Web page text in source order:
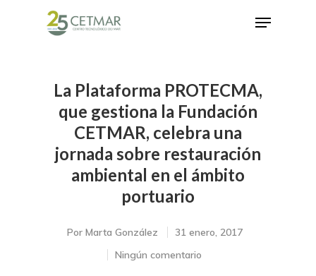
Hit enter to search or ESC to close
La Plataforma PROTECMA,
que gestiona la Fundación
CETMAR, celebra una
jornada sobre restauración
ambiental en el ámbito
portuario
Por Marta González
31 enero, 2017
Ningún comentario